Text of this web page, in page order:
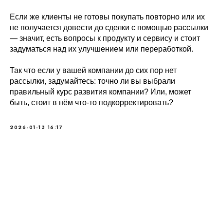
Если же клиенты не готовы покупать повторно или их
не получается довести до сделки с помощью рассылки
— значит, есть вопросы к продукту и сервису и стоит
задуматься над их улучшением или переработкой.
Так что если у вашей компании до сих пор нет
рассылки, задумайтесь: точно ли вы выбрали
правильный курс развития компании? Или, может
быть, стоит в нём что-то подкорректировать?
2026-01-13 16:17